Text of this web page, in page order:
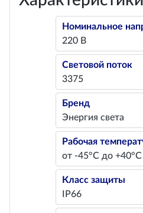
Номинальное
220 В
Световой поток
3375
Бренд
Энергия света
Рабочая
от -45°С до +40°С
Класс защиты
IP66